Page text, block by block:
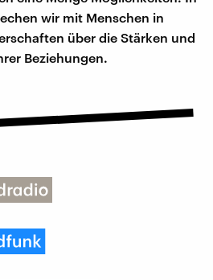
wir mit Menschen in
über die Stärken und
Beziehungen.